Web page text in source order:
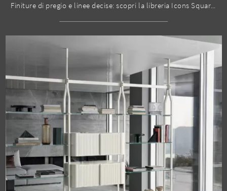
Finiture di pregio e linee decise: scopri la libreria Icons Square di Devina Nais tra le più originali Librerie moderne sospese.